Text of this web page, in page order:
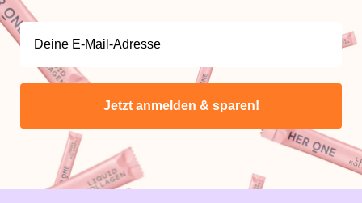
Jetzt anmelden & sparen!